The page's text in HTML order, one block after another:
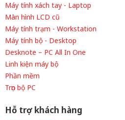
Máy tính xách tay - Laptop
Màn hình LCD cũ
Máy tính trạm - Workstation
Máy tính bộ - Desktop
Desknote – PC All In One
Linh kiện máy bộ
Phần mềm
Trọn bộ PC
Hỗ trợ khách hàng